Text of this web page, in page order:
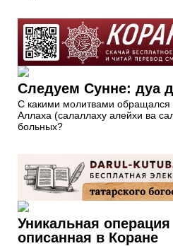
Следуем Сунне: дуа
С какими молитвами
Аллаха (салаллаху алейхи ва
больных?
Уникальная
описанная в Коране